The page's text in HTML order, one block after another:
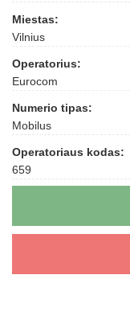
Miestas:
Vilnius
Operatorius:
Eurocom
Numerio tipas:
Mobilus
Operatoriaus kodas:
659